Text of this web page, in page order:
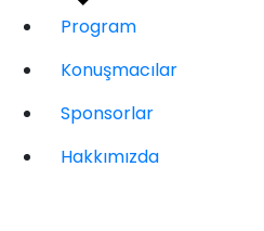
Program
Konuşmacılar
Sponsorlar
Hakkımızda